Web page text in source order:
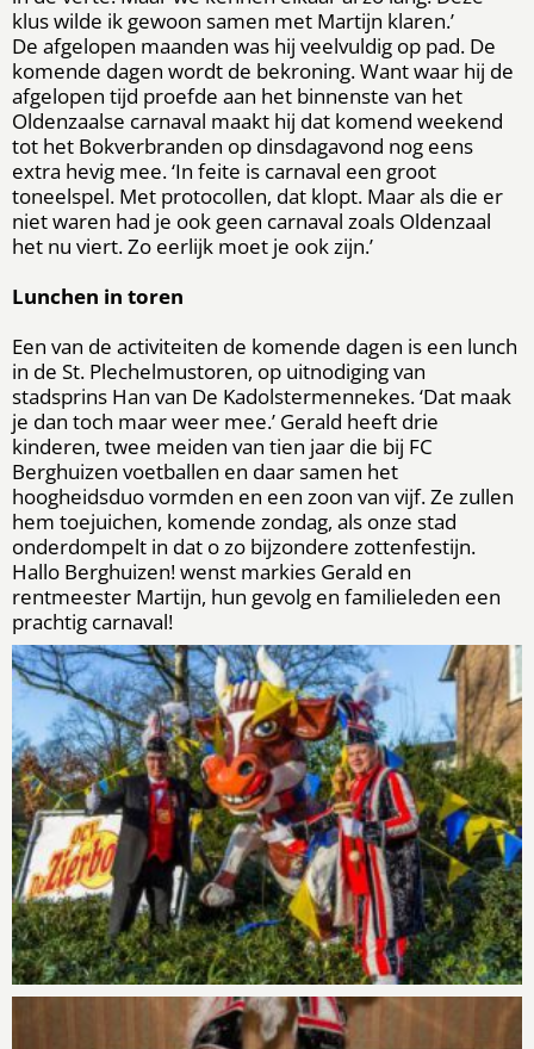
klus wilde ik gewoon samen met Martijn klaren.’
De afgelopen maanden was hij veelvuldig op pad. De
komende dagen wordt de bekroning. Want waar hij de
afgelopen tijd proefde aan het binnenste van het
Oldenzaalse carnaval maakt hij dat komend weekend
tot het Bokverbranden op dinsdagavond nog eens
extra hevig mee. ‘In feite is carnaval een groot
toneelspel. Met protocollen, dat klopt. Maar als die er
niet waren had je ook geen carnaval zoals Oldenzaal
het nu viert. Zo eerlijk moet je ook zijn.’
Lunchen in toren
Een van de activiteiten de komende dagen is een lunch
in de St. Plechelmustoren, op uitnodiging van
stadsprins Han van De Kadolstermennekes. ‘Dat maak
je dan toch maar weer mee.’ Gerald heeft drie
kinderen, twee meiden van tien jaar die bij FC
Berghuizen voetballen en daar samen het
hoogheidsduo vormden en een zoon van vijf. Ze zullen
hem toejuichen, komende zondag, als onze stad
onderdompelt in dat o zo bijzondere zottenfestijn.
Hallo Berghuizen! wenst markies Gerald en
rentmeester Martijn, hun gevolg en familieleden een
prachtig carnaval!